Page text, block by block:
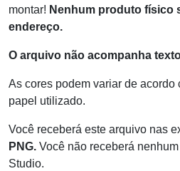
montar! Nenhum produto físico
endereço.
O arquivo não acompanha
As cores podem variar de acordo
papel utilizado.
Você receberá este arquivo nas
PNG. Você não receberá
Studio.